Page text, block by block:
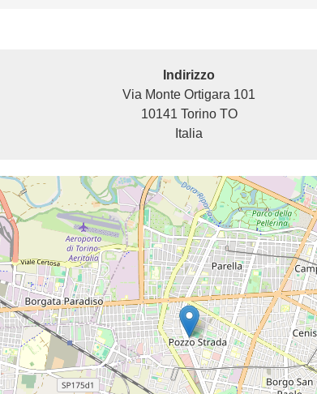
Indirizzo
Via Monte Ortigara 101
10141 Torino TO
Italia